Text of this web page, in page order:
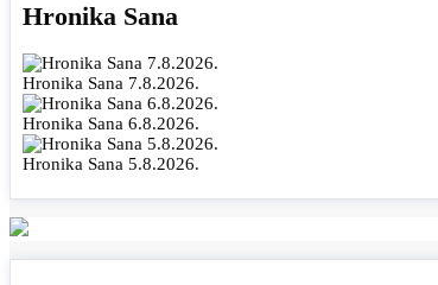
Hronika Sana
Hronika Sana 7.8.2026.
Hronika Sana 6.8.2026.
Hronika Sana 5.8.2026.